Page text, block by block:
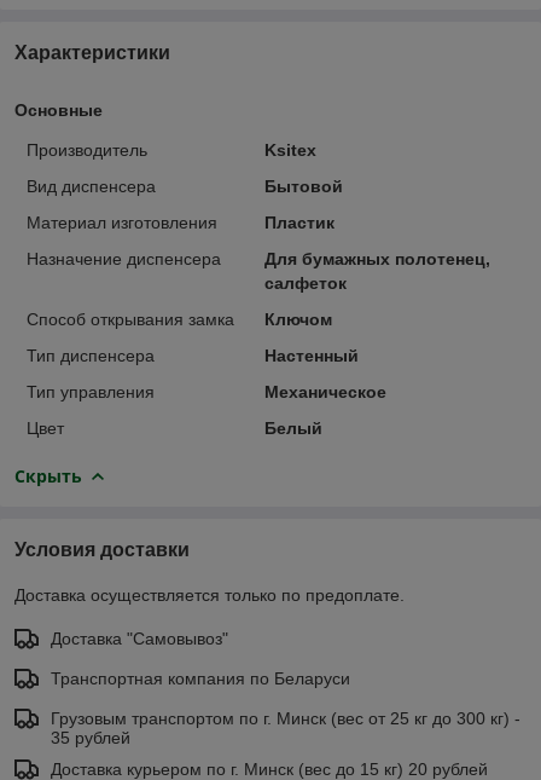
Характеристики
Основные
Производитель
Ksitex
Вид диспенсера
Бытовой
Материал изготовления
Пластик
Назначение диспенсера
Для бумажных полотенец,
салфеток
Способ открывания замка
Ключом
Тип диспенсера
Настенный
Тип управления
Механическое
Цвет
Белый
Скрыть
Условия доставки
Доставка осуществляется только по предоплате.
Доставка "Самовывоз"
Транспортная компания по Беларуси
Грузовым транспортом по г. Минск (вес от 25 кг до 300 кг) -
35 рублей
Доставка курьером по г. Минск (вес до 15 кг) 20 рублей